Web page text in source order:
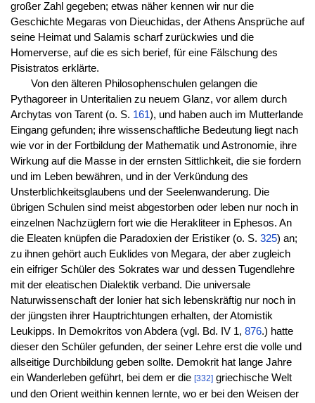
großer Zahl gegeben; etwas näher kennen wir nur die
Geschichte Megaras von Dieuchidas, der Athens Ansprüche auf
seine Heimat und Salamis scharf zurückwies und die
Homerverse, auf die es sich berief, für eine Fälschung des
Pisistratos erklärte.
Von den älteren Philosophenschulen gelangen die
Pythagoreer in Unteritalien zu neuem Glanz, vor allem durch
Archytas von Tarent (o. S. 161), und haben auch im Mutterlande
Eingang gefunden; ihre wissenschaftliche Bedeutung liegt nach
wie vor in der Fortbildung der Mathematik und Astronomie, ihre
Wirkung auf die Masse in der ernsten Sittlichkeit, die sie fordern
und im Leben bewähren, und in der Verkündung des
Unsterblichkeitsglaubens und der Seelenwanderung. Die
übrigen Schulen sind meist abgestorben oder leben nur noch in
einzelnen Nachzüglern fort wie die Herakliteer in Ephesos. An
die Eleaten knüpfen die Paradoxien der Eristiker (o. S. 325) an;
zu ihnen gehört auch Euklides von Megara, der aber zugleich
ein eifriger Schüler des Sokrates war und dessen Tugendlehre
mit der eleatischen Dialektik verband. Die universale
Naturwissenschaft der Ionier hat sich lebenskräftig nur noch in
der jüngsten ihrer Hauptrichtungen erhalten, der Atomistik
Leukipps. In Demokritos von Abdera (vgl. Bd. IV 1, 876.) hatte
dieser den Schüler gefunden, der seiner Lehre erst die volle und
allseitige Durchbildung geben sollte. Demokrit hat lange Jahre
ein Wanderleben geführt, bei dem er die [332]griechische Welt
und den Orient weithin kennen lernte, wo er bei den Weisen der